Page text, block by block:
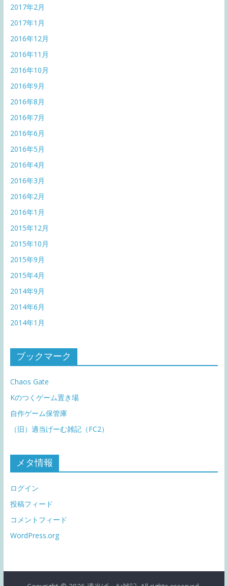
2017年2月
2017年1月
2016年12月
2016年11月
2016年10月
2016年9月
2016年8月
2016年7月
2016年6月
2016年5月
2016年4月
2016年3月
2016年2月
2016年1月
2015年12月
2015年10月
2015年9月
2015年4月
2014年9月
2014年6月
2014年1月
ブックマーク
Chaos Gate
Kのつくゲーム置き場
自作ゲーム保管庫
（旧）適当げーむ雑記（FC2）
メタ情報
ログイン
投稿フィード
コメントフィード
WordPress.org